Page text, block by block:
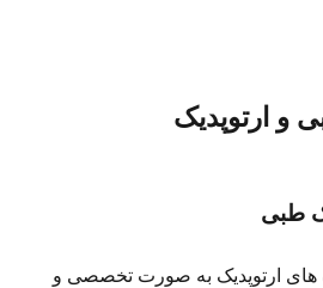
و ارتوپدیک
طبی
ارتوپدیک به صورت تخصصی و